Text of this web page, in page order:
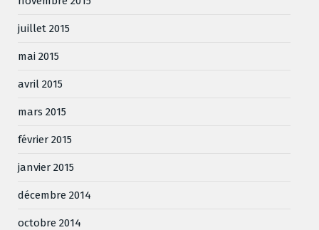
juillet 2015
mai 2015
avril 2015
mars 2015
février 2015
janvier 2015
décembre 2014
octobre 2014